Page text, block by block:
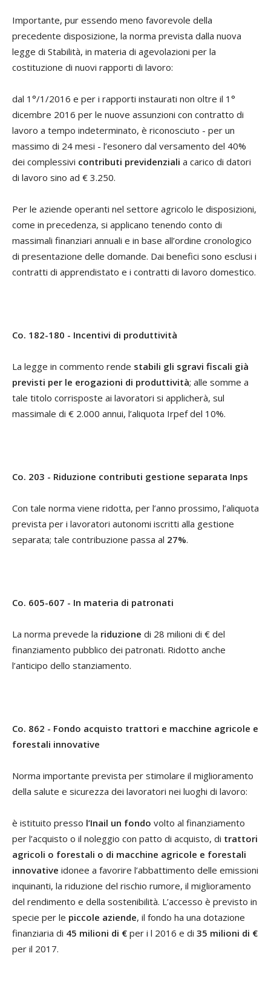
Importante, pur essendo meno favorevole della
precedente disposizione, la norma prevista dalla nuova
legge di Stabilità, in materia di agevolazioni per la
costituzione di nuovi rapporti di lavoro:
dal 1°/1/2016 e per i rapporti instaurati non oltre il 1°
dicembre 2016 per le nuove assunzioni con contratto di
lavoro a tempo indeterminato, è riconosciuto - per un
massimo di 24 mesi - l’esonero dal versamento del 40%
dei complessivi contributi previdenziali a carico di datori
di lavoro sino ad € 3.250.
Per le aziende operanti nel settore agricolo le disposizioni,
come in precedenza, si applicano tenendo conto di
massimali finanziari annuali e in base all’ordine cronologico
di presentazione delle domande. Dai benefici sono esclusi i
contratti di apprendistato e i contratti di lavoro domestico.
Co. 182-180 - Incentivi di produttività
La legge in commento rende stabili gli sgravi fiscali già
previsti per le erogazioni di produttività; alle somme a
tale titolo corrisposte ai lavoratori si applicherà, sul
massimale di € 2.000 annui, l’aliquota Irpef del 10%.
Co. 203 - Riduzione contributi gestione separata Inps
Con tale norma viene ridotta, per l’anno prossimo, l’aliquota
prevista per i lavoratori autonomi iscritti alla gestione
separata; tale contribuzione passa al 27%.
Co. 605-607 - In materia di patronati
La norma prevede la riduzione di 28 milioni di € del
finanziamento pubblico dei patronati. Ridotto anche
l’anticipo dello stanziamento.
Co. 862 - Fondo acquisto trattori e macchine agricole e
forestali innovative
Norma importante prevista per stimolare il miglioramento
della salute e sicurezza dei lavoratori nei luoghi di lavoro:
è istituito presso l’Inail un fondo volto al finanziamento
per l’acquisto o il noleggio con patto di acquisto, di trattori
agricoli o forestali o di macchine agricole e forestali
innovative idonee a favorire l’abbattimento delle emissioni
inquinanti, la riduzione del rischio rumore, il miglioramento
del rendimento e della sostenibilità. L’accesso è previsto in
specie per le piccole aziende, il fondo ha una dotazione
finanziaria di 45 milioni di € per i l 2016 e di 35 milioni di €
per il 2017.